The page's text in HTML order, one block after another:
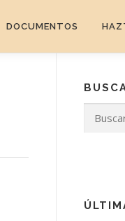
DOCUMENTOS